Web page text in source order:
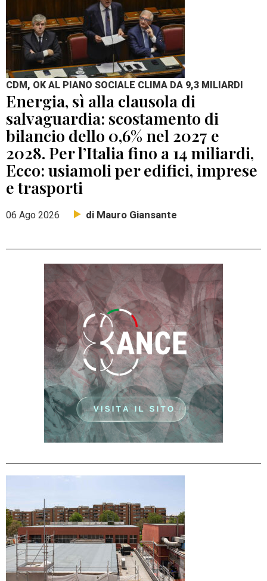
CDM, OK AL PIANO SOCIALE CLIMA DA 9,3 MILIARDI
Energia, sì alla clausola di
salvaguardia: scostamento di
bilancio dello 0,6% nel 2027 e
2028. Per l’Italia fino a 14 miliardi,
Ecco: usiamoli per edifici, imprese
e trasporti
06 Ago 2026 di Mauro Giansante